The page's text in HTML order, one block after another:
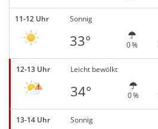
11-12 Uhr Sonnig
33° 0 %
12-13 Uhr Leicht bewölkt
34° 0 %
13-14 Uhr Sonnig